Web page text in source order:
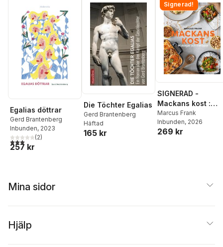
Egalias döttrar
Gerd Brantenberg
Inbunden, 2023
3,0utav 5 stjärnor. Totalt antal röster:
(2)
257 kr
Die Töchter Egalias
Gerd Brantenberg
Häftad
165 kr
Signerad!
SIGNERAD -
Mackans kost :
Middagar och
matlådor
Marcus Frank
Inbunden, 2026
269 kr
Mina sidor
Hjälp